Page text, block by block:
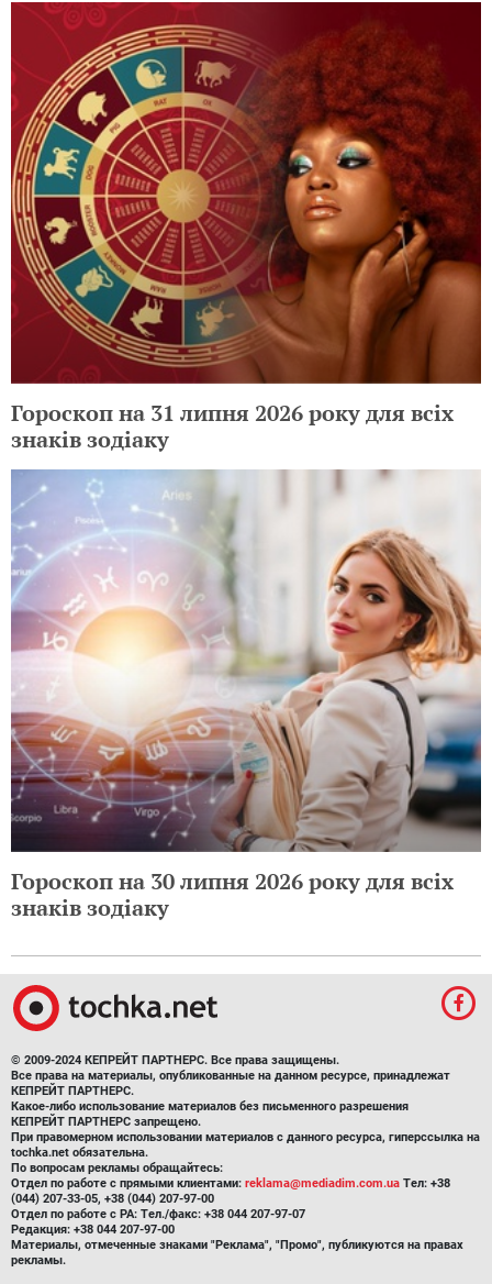
Гороскоп на 31 липня 2026 року для всіх
знаків зодіаку
Гороскоп на 30 липня 2026 року для всіх
знаків зодіаку
© 2009-2024 КЕПРЕЙТ ПАРТНЕРС. Все права защищены.
Все права на материалы, опубликованные на данном ресурсе, принадлежат
КЕПРЕЙТ ПАРТНЕРС.
Какое-либо использование материалов без письменного разрешения
КЕПРЕЙТ ПАРТНЕРС запрещено.
При правомерном использовании материалов с данного ресурса, гиперссылка на
tochka.net обязательна.
По вопросам рекламы обращайтесь:
Отдел по работе с прямыми клиентами: reklama@mediadim.com.ua Тел: +38
(044) 207-33-05, +38 (044) 207-97-00
Отдел по работе с РА: Тел./факс: +38 044 207-97-07
Редакция: +38 044 207-97-00
Материалы, отмеченные знаками "Реклама", "Промо", публикуются на правах
рекламы.